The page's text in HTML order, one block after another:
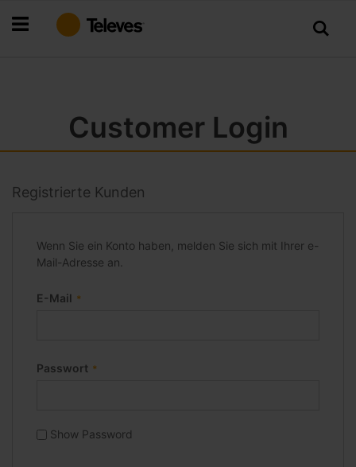
Inhalt
Customer Login
Registrierte Kunden
Wenn Sie ein Konto haben, melden Sie sich mit Ihrer e-
Mail-Adresse an.
E-Mail
Passwort
Show Password